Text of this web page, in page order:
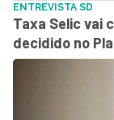
ENTREVISTA SD
Taxa Selic vai
decidido no